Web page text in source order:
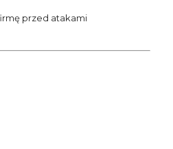
przed atakami